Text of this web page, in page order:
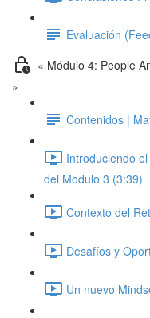
Evaluación
« Módulo 4: People
»
Contenidos |
Introduciendo
del Modulo 3 (3:39)
Contexto del
Desafíos y
Un nuevo